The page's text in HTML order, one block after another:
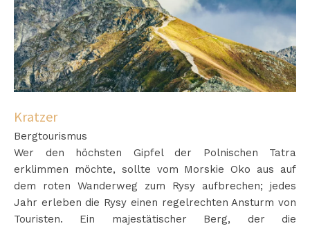
Kratzer
Bergtourismus
Wer den höchsten Gipfel der Polnischen Tatra
erklimmen möchte, sollte vom Morskie Oko aus auf
dem roten Wanderweg zum Rysy aufbrechen; jedes
Jahr erleben die Rysy einen regelrechten Ansturm von
Touristen. Ein majestätischer Berg, der die